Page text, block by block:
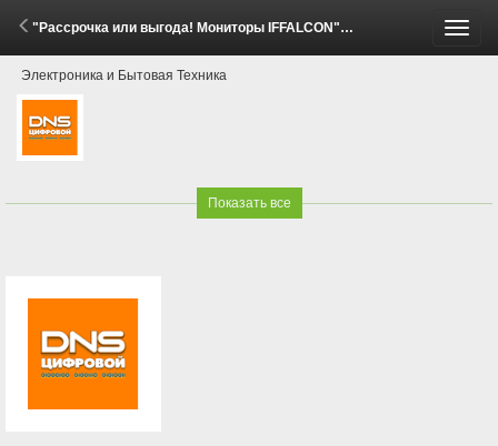
"Рассрочка или выгода! Мониторы IFFALCON" (8 Апреля - 31 Мая 2026)
Электроника и Бытовая Техника
Показать все